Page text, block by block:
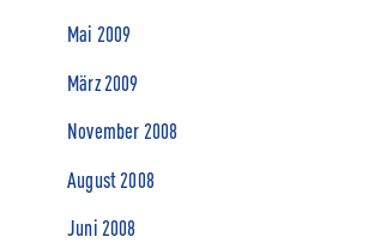
Mai 2009
März 2009
November 2008
August 2008
Juni 2008